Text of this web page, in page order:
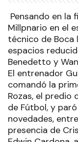
Pensando en la
Millpnario en el
técnico de Boca
espacios
Benedetto y
El entrenador
comandó la
Rozas, el predio
de Fútbol, y
novedades,
presencia de